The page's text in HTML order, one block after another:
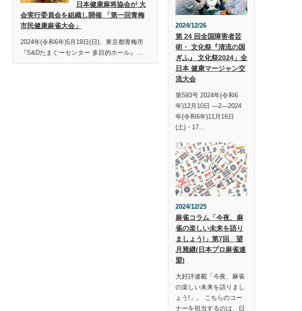
日本健康麻将協会が 大
会実行委員会を組織し開催 「第一回青梅
市民健康麻雀大会」
2024年(令和6年)5月19日(日)、東京都青梅市
『S&Dたまぐーセンター 多目的ホール』…
2024/12/26
第 24 回全国障害者芸
術・ 文化祭『清流の国
ぎふ』 文化祭2024」全
日本 健康マージャン交
流大会
第593号 2024年(令和6
年)12月10日 —2—2024
年(令和6年)11月16日
(土)・17…
2024/12/25
麻雀コラム「今夜、麻
雀の楽しい未来を語り
ましょう!」第7回 望
月雅継(日本プロ麻雀連
盟)
大好評連載「今夜、麻雀
の楽しい未来を語りまし
ょう!」。 こちらのコー
ナーを担当するのは、日